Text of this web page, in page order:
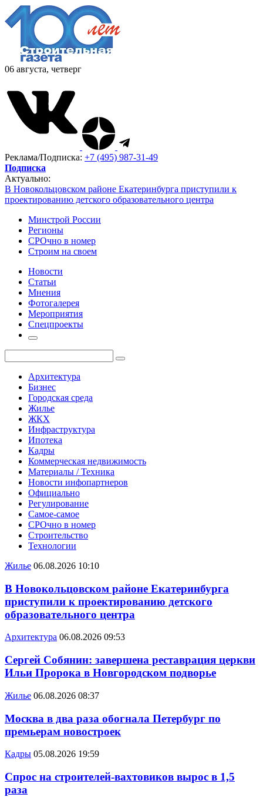
06 августа, четверг
Реклама/Подписка: +7 (495) 987-31-49
Подписка
Актуально:
В Новокольцовском районе Екатеринбурга приступили к
проектированию детского образовательного центра
Минстрой России
Регионы
СРОчно в номер
Строим на своем
Новости
Статьи
Мнения
Фотогалерея
Мероприятия
Спецпроекты
Архитектура
Бизнес
Городская среда
Жилье
ЖКХ
Инфраструктура
Ипотека
Кадры
Коммерческая недвижимость
Материалы / Техника
Новости инфопартнеров
Официально
Регулирование
Самое-самое
СРОчно в номер
Строительство
Технологии
Жилье 06.08.2026 10:10
В Новокольцовском районе Екатеринбурга
приступили к проектированию детского
образовательного центра
Архитектура 06.08.2026 09:53
Сергей Собянин: завершена реставрация церкви
Ильи Пророка в Новгородском подворье
Жилье 06.08.2026 08:37
Москва в два раза обогнала Петербург по
премьерам новостроек
Кадры 05.08.2026 19:59
Спрос на строителей-вахтовиков вырос в 1,5
раза